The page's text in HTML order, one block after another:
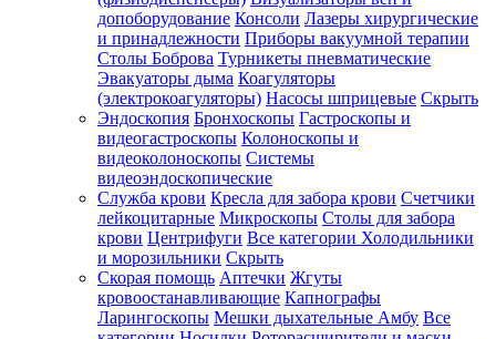
допоборудование Консоли Лазеры хирургические
и принадлежности Приборы вакуумной терапии
Столы Боброва Турникеты пневматические
Эвакуаторы дыма Коагуляторы
(электрокоагуляторы) Насосы шприцевые Скрыть
Эндоскопия Бронхоскопы Гастроскопы и
видеогастроскопы Колоноскопы и
видеоколоноскопы Системы
видеоэндоскопические
Служба крови Кресла для забора крови Счетчики
лейкоцитарные Микроскопы Столы для забора
крови Центрифуги Все категории Холодильники
и морозильники Скрыть
Скорая помощь Аптечки Жгуты
кровоостанавливающие Капнографы
Ларингоскопы Мешки дыхательные Амбу Все